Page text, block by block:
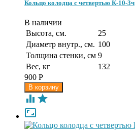
Кольцо колодца с четвертью К-10-3ч
В наличии
Высота, см.
25
Диаметр внутр., см. 100
Толщина стенки, см 9
Вес, кг
132
900 Р
 
